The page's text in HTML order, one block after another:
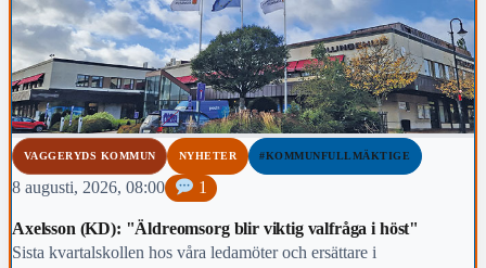
VAGGERYDS KOMMUN NYHETER #KOMMUNFULLMÄKTIGE
8 augusti, 2026, 08:00 1
Axelsson (KD): "Äldreomsorg blir viktig valfråga i höst"
Sista kvartalskollen hos våra ledamöter och ersättare i